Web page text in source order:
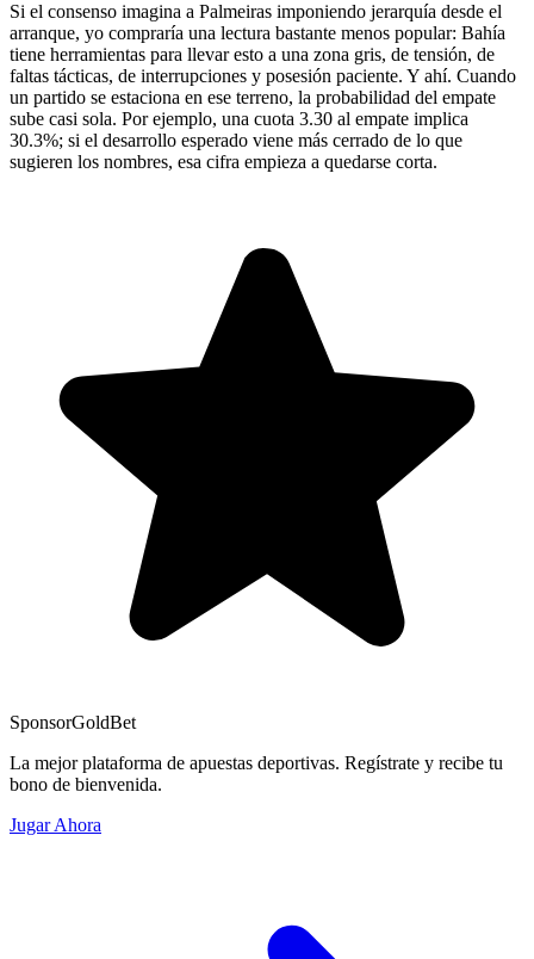
Si el consenso imagina a Palmeiras imponiendo jerarquía desde el
arranque, yo compraría una lectura bastante menos popular: Bahía
tiene herramientas para llevar esto a una zona gris, de tensión, de
faltas tácticas, de interrupciones y posesión paciente. Y ahí. Cuando
un partido se estaciona en ese terreno, la probabilidad del empate
sube casi sola. Por ejemplo, una cuota 3.30 al empate implica
30.3%; si el desarrollo esperado viene más cerrado de lo que
sugieren los nombres, esa cifra empieza a quedarse corta.
SponsorGoldBet
La mejor plataforma de apuestas deportivas. Regístrate y recibe tu
bono de bienvenida.
Jugar Ahora